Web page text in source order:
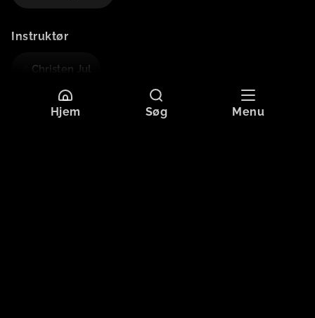
Instruktør
Christen Jul
Mere information
Hjem Søg Menu